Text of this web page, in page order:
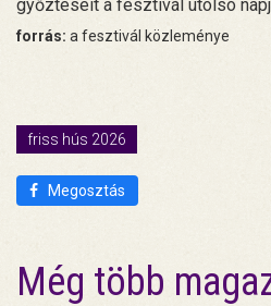
győzteseit a fesztivál utolsó
forrás: a fesztivál közleménye
friss hús 2026
Megosztás
Még több